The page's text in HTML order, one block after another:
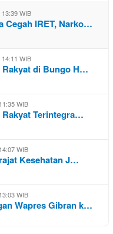
WIB
Cegah IRET, Narko…
WIB
Rakyat di Bungo H…
WIB
Terintegra…
WIB
Kesehatan J…
WIB
Wapres Gibran k…